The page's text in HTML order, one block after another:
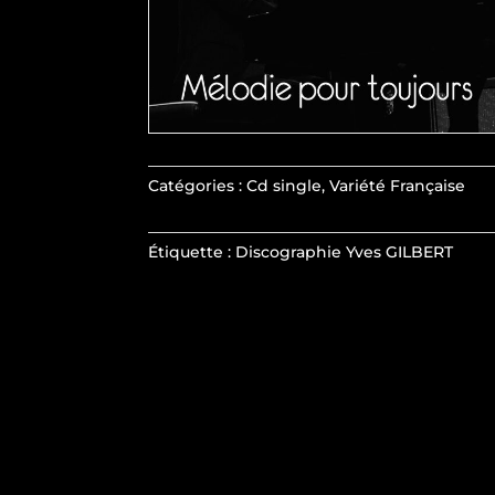
Catégories :Cd single,Variété Française
Étiquette : Discographie Yves GILBERT